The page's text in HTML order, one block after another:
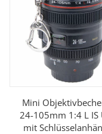
Mini
24-105mm 1:4 L IS
mit